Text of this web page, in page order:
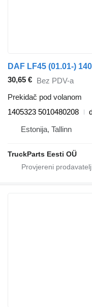
30,65 € Bez PDV-a
Prekidač pod volanom
1405323 5010480208
Estonija, Tallinn
TruckParts Eesti OÜ